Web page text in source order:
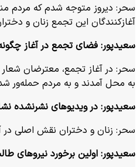
سحر: دیروز متوجه شدم که مردم
آغازکنندگان این تجمع زنان و
سعیدپور: فضای تجمع در آغاز
سحر: در آغاز تجمع، معترضان شعار
به محل آمدند و به مردم حمله‌ور
سعیدپور: در ویدیوهای نشرنشده
سحر: زنان و دختران نقش اصلی در
سعیدپور: اولین برخورد نیروهای